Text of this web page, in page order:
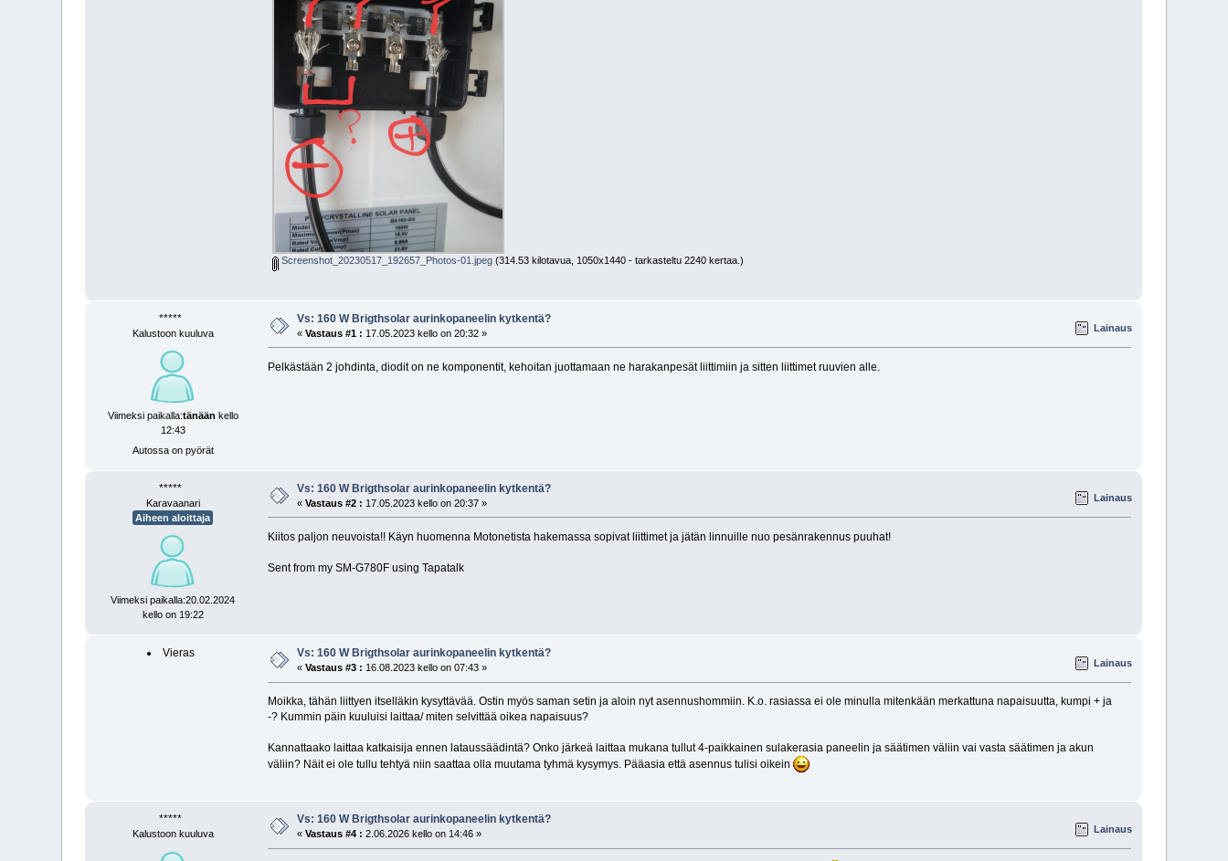
Screenshot_20230517_192657_Photos-01.jpeg (314.53 kilotavua, 1050x1440 - tarkasteltu 2240 kertaa.)
*****
Kalustoon kuuluva
Viimeksi paikalla:tänään kello
12:43
Autossa on pyörät
Vs: 160 W Brigthsolar aurinkopaneelin kytkentä?
«Vastaus #1 : 17.05.2023 kello on 20:32 » Lainaus
Pelkästään 2 johdinta, diodit on ne komponentit, kehoitan juottamaan ne harakanpesät liittimiin ja sitten liittimet ruuvien alle.
*****
Karavaanari
Aiheen aloittaja
Viimeksi paikalla:20.02.2024
kello on 19:22
Vs: 160 W Brigthsolar aurinkopaneelin kytkentä?
«Vastaus #2 : 17.05.2023 kello on 20:37 » Lainaus
Kiitos paljon neuvoista!! Käyn huomenna Motonetista hakemassa sopivat liittimet ja jätän linnuille nuo pesänrakennus puuhat!
Sent from my SM-G780F using Tapatalk
Vieras Vs: 160 W Brigthsolar aurinkopaneelin kytkentä?
«Vastaus #3 : 16.08.2023 kello on 07:43 » Lainaus
Moikka, tähän liittyen itselläkin kysyttävää. Ostin myös saman setin ja aloin nyt asennushommiin. K.o. rasiassa ei ole minulla mitenkään merkattuna napaisuutta, kumpi + ja
-? Kummin päin kuuluisi laittaa/ miten selvittää oikea napaisuus?
Kannattaako laittaa katkaisija ennen lataussäädintä? Onko järkeä laittaa mukana tullut 4-paikkainen sulakerasia paneelin ja säätimen väliin vai vasta säätimen ja akun
väliin? Näit ei ole tullu tehtyä niin saattaa olla muutama tyhmä kysymys. Pääasia että asennus tulisi oikein
*****
Kalustoon kuuluva
Vs: 160 W Brigthsolar aurinkopaneelin kytkentä?
«Vastaus #4 : 2.06.2026 kello on 14:46 » Lainaus